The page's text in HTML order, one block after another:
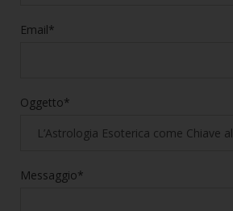
Email*
Oggetto*
Messaggio*